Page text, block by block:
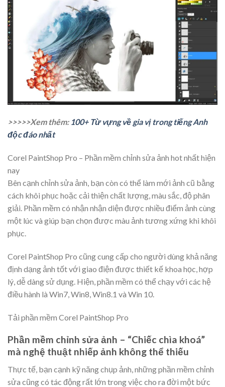
>>>>>Xem thêm: 100+ Từ vựng về gia vị trong tiếng Anh
độc đáo nhất
Corel PaintShop Pro – Phần mềm chỉnh sửa ảnh hot nhất hiện
nay
Bên cạnh chỉnh sửa ảnh, bạn còn có thể làm mới ảnh cũ bằng
cách khôi phục hoặc cải thiện chất lượng, màu sắc, độ phân
giải. Phần mềm có nhận nhận diện được nhiều điểm ảnh cùng
một lúc và giúp bạn chọn được màu ảnh tương xứng khi khôi
phục.
Corel PaintShop Pro cũng cung cấp cho người dùng khả năng
định dạng ảnh tốt với giao điện được thiết kế khoa học, hợp
lý, dễ dàng sử dụng. Hiện, phần mềm có thể chạy với các hệ
điều hành là Win7, Win8, Win8.1 và Win 10.
Tải phần mềm Corel PaintShop Pro
Phần mềm chỉnh sửa ảnh – “Chiếc chìa khoá”
mà nghệ thuật nhiếp ảnh không thể thiếu
Thực tế, bạn cạnh kỹ năng chụp ảnh, những phần mềm chỉnh
sửa cũng có tác động rất lớn trong việc cho ra đời một bức